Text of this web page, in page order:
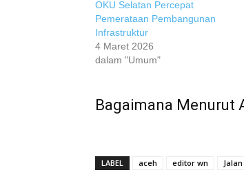
OKU Selatan Percepat
Pemerataan Pembangunan
Infrastruktur
4 Maret 2026
dalam "Umum"
Bagaimana Menurut
LABEL aceh editor wn